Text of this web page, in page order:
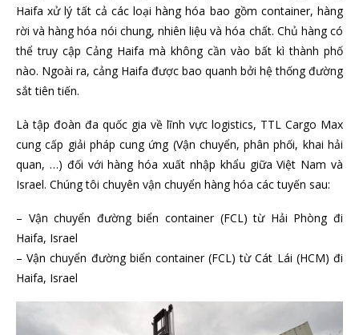
Haifa xử lý tất cả các loại hàng hóa bao gồm container, hàng
rời và hàng hóa nói chung, nhiên liệu và hóa chất. Chủ hàng có
thể truy cập Cảng Haifa mà không cần vào bất kì thành phố
nào. Ngoài ra, cảng Haifa được bao quanh bởi hệ thống đường
sắt tiên tiến.
Là tập đoàn đa quốc gia về lĩnh vực logistics, TTL Cargo Max
cung cấp giải pháp cung ứng (Vận chuyển, phân phối, khai hải
quan, …) đối với hàng hóa xuất nhập khẩu giữa Việt Nam và
Israel. Chúng tôi chuyên vận chuyển hàng hóa các tuyến sau:
– Vận chuyển đường biển container (FCL) từ Hải Phòng đi
Haifa, Israel
– Vận chuyển đường biển container (FCL) từ Cát Lái (HCM) đi
Haifa, Israel